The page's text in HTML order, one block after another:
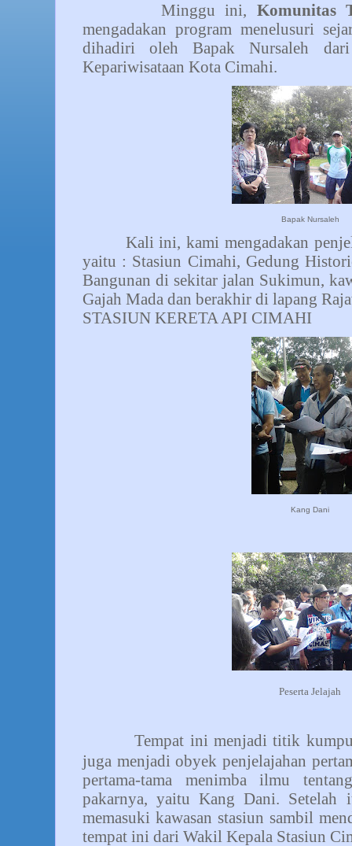
Minggu ini, Komunitas
mengadakan program menelusuri
dihadiri oleh Bapak Nursaleh
Kepariwisataan Kota Cimahi.
Bapak Nursaleh
Kali ini, kami mengadakan
yaitu : Stasiun Cimahi, Gedung
Bangunan di sekitar jalan Sukimun,
Gajah Mada dan berakhir di lapang
STASIUN KERETA API CIMAHI
Kang Dani
Peserta Jelajah
Tempat ini menjadi titik
juga menjadi obyek penjelajahan
pertama-tama menimba ilmu
pakarnya, yaitu Kang Dani. Setelah
memasuki kawasan stasiun sambil
tempat ini dari Wakil Kepala Stasiun